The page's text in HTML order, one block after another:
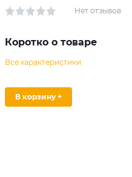
Нет отзывов
Коротко о товаре
Все характеристики
В корзину +